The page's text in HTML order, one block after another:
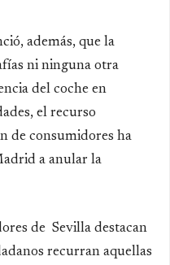
además, que la
ni ninguna otra
del coche en
el recurso
de consumidores ha
a anular la
de Sevilla destacan
recurran aquellas